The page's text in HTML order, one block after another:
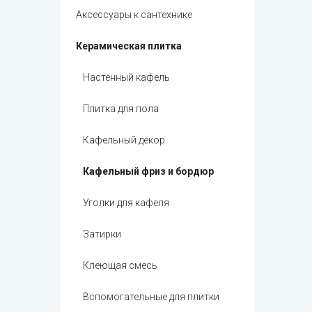
Кафель Ardena
Кафель Mirta
Кафель Summer Time
Кафель Sagra
Грес Damasco
Кафель Atakama
Кафель Marmol
Кафель Etruscan
Кафель Massima
Кафель Snowood
3x75
4x25
5x25
5x35
5x50
5x75
6x25
6x40
7x7
Аксессуары к сантехнике
Керамическая плитка
Настенный кафель
Плитка для пола
Кафельный декор
Кафельный фриз и бордюр
Уголки для кафеля
Затирки
Клеющая смесь
Вспомогательные для плитки